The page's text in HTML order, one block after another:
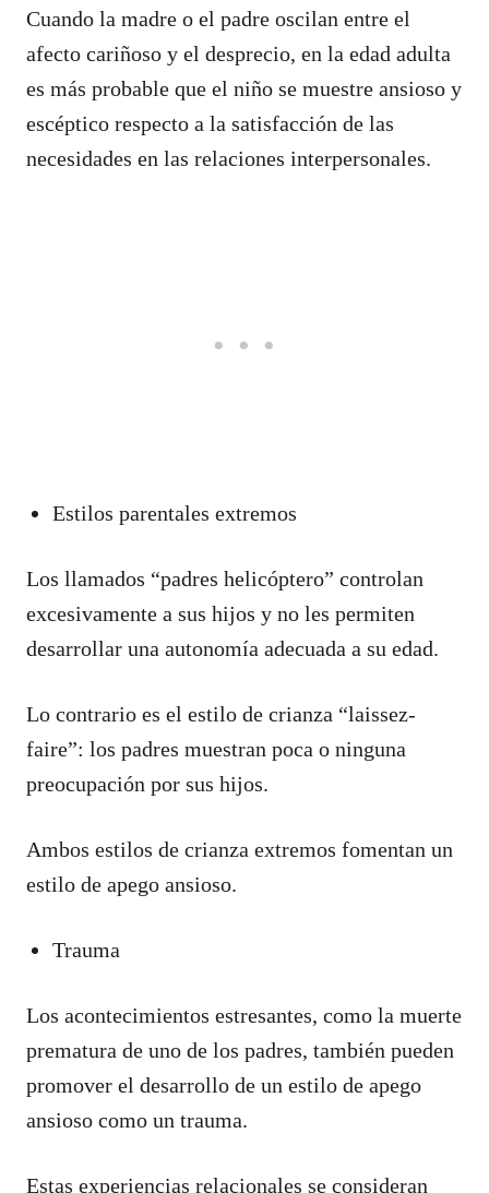
Cuando la madre o el padre oscilan entre el
afecto cariñoso y el desprecio, en la edad adulta
es más probable que el niño se muestre ansioso y
escéptico respecto a la satisfacción de las
necesidades en las relaciones interpersonales.
Estilos parentales extremos
Los llamados “padres helicóptero” controlan
excesivamente a sus hijos y no les permiten
desarrollar una autonomía adecuada a su edad.
Lo contrario es el estilo de crianza “laissez-
faire”: los padres muestran poca o ninguna
preocupación por sus hijos.
Ambos estilos de crianza extremos fomentan un
estilo de apego ansioso.
Trauma
Los acontecimientos estresantes, como la muerte
prematura de uno de los padres, también pueden
promover el desarrollo de un estilo de apego
ansioso como un trauma.
Estas experiencias relacionales se consideran